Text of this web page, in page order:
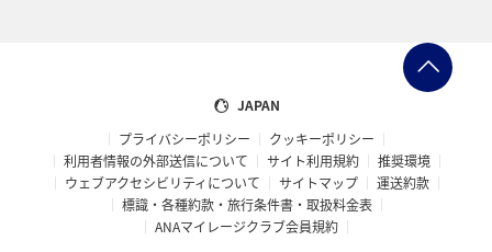
JAPAN
プライバシーポリシー
クッキーポリシー
利用者情報の外部送信について
サイト利用規約
推奨環境
ウェブアクセシビリティについて
サイトマップ
運送約款
標識・各種約款・旅行条件書・取扱料金表
ANAマイレージクラブ会員規約